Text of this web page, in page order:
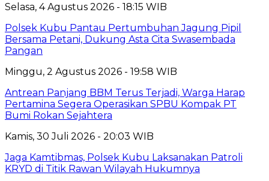
Selasa, 4 Agustus 2026 - 18:15 WIB
Polsek Kubu Pantau Pertumbuhan Jagung Pipil
Bersama Petani, Dukung Asta Cita Swasembada
Pangan
Minggu, 2 Agustus 2026 - 19:58 WIB
Antrean Panjang BBM Terus Terjadi, Warga Harap
Pertamina Segera Operasikan SPBU Kompak PT
Bumi Rokan Sejahtera
Kamis, 30 Juli 2026 - 20:03 WIB
Jaga Kamtibmas, Polsek Kubu Laksanakan Patroli
KRYD di Titik Rawan Wilayah Hukumnya